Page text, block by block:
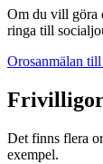
Om du vill göra
ringa till
Orosanmälan
Det finns flera
exempel.